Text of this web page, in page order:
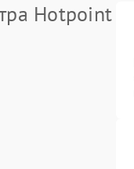
Hotpoint